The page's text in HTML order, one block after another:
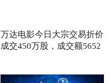
万达电影今日大宗交易折价
成交450万股，成交额5652